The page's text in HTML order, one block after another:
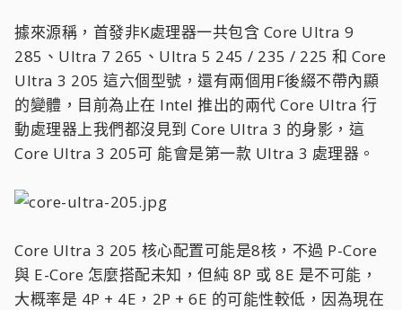
據來源稱，首發非K處理器一共包含 Core Ultra 9
285、Ultra 7 265、Ultra 5 245 / 235 / 225 和 Core
Ultra 3 205 這六個型號，還有兩個用F後綴不帶內顯
的變體，目前為止在 Intel 推出的兩代 Core Ultra 行
動處理器上我們都沒見到 Core Ultra 3 的身影，這
Core Ultra 3 205可 能會是第一款 Ultra 3 處理器。
Core Ultra 3 205 核心配置可能是8核，不過 P-Core
與 E-Core 怎麼搭配未知，但純 8P 或 8E 是不可能，
大概率是 4P + 4E，2P + 6E 的可能性較低，因為現在